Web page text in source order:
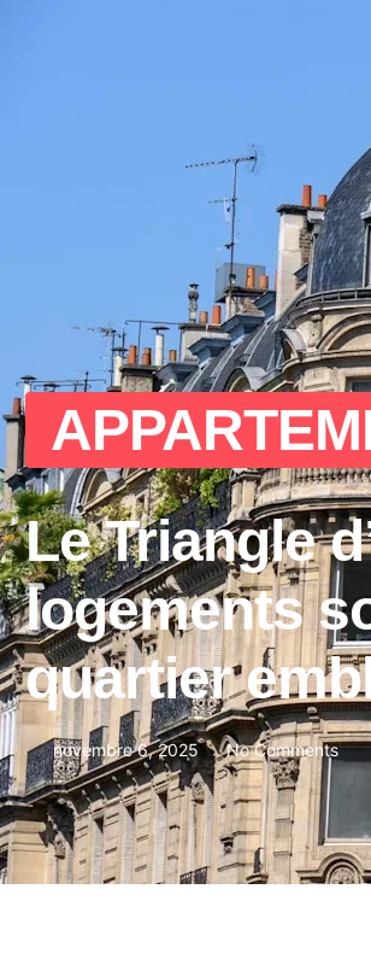
Le Triangle
logements
quartier
novembre 6, 2025 No Comments